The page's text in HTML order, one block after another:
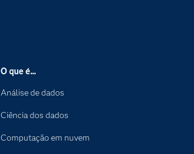
O que é...
Análise de dados
Ciência dos dados
Computação em nuvem